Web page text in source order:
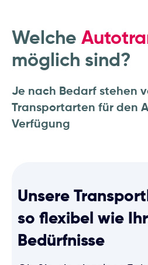
Welche
möglich sind?
Je nach Bedarf stehen
Transportarten für den
Verfügung
Unsere
so flexibel wie
Bedürfnisse